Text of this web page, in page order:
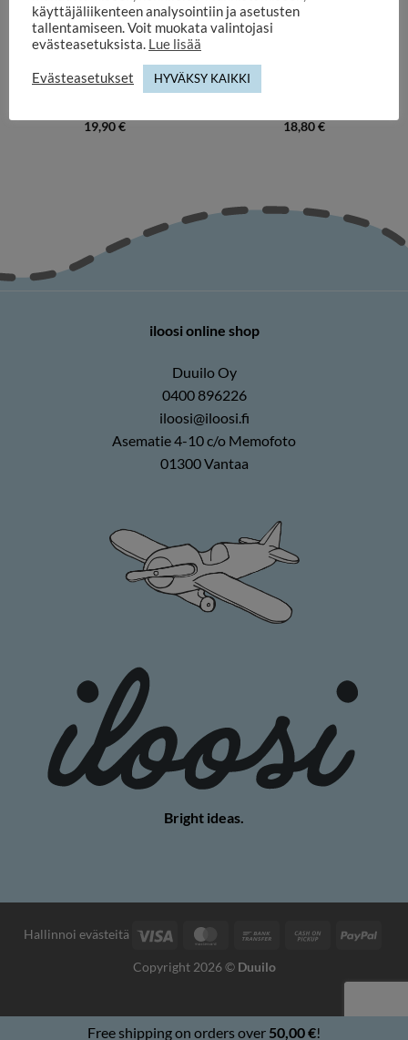
ENAMEL AND STEEL MUGS
19,90€
ENAMEL AND STEEL MUGS
18,80€
iloosi online shop
Duuilo Oy
0400 896226
iloosi@iloosi.fi
Asematie 4-10 c/o Memofoto
01300 Vantaa
Bright ideas.
Hallinnoi evästeitä Visa MasterCardBank
Cash
Copyright 2026 © Duuilo
käyttäjäliikenteen analysointiin ja asetusten
tallentamiseen. Voit muokata valintojasi
evästeasetuksista. Lue lisää
Evästeasetukset HYVÄKSY KAIKKI
Free shipping on orders over 50,00€!